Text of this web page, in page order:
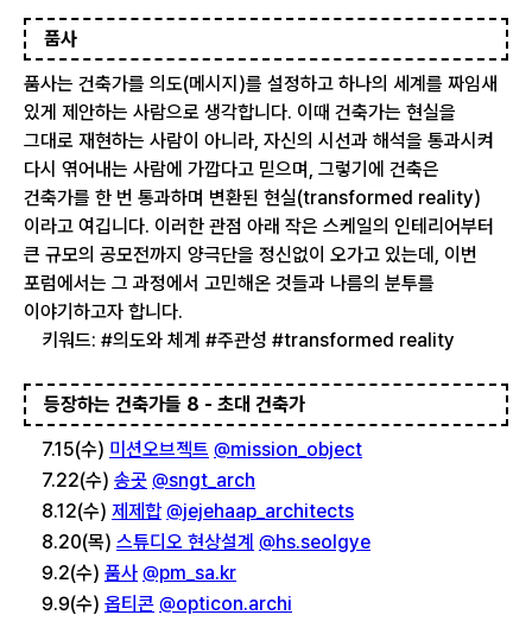
품사
품사는 건축가를 의도(메시지)를 설정하고 하나의 세계를 짜임새
있게 제안하는 사람으로 생각합니다. 이때 건축가는 현실을
그대로 재현하는 사람이 아니라, 자신의 시선과 해석을 통과시켜
다시 엮어내는 사람에 가깝다고 믿으며, 그렇기에 건축은
건축가를 한 번 통과하며 변환된 현실(transformed reality)
이라고 여깁니다. 이러한 관점 아래 작은 스케일의 인테리어부터
큰 규모의 공모전까지 양극단을 정신없이 오가고 있는데, 이번
포럼에서는 그 과정에서 고민해온 것들과 나름의 분투를
이야기하고자 합니다.
키워드: #의도와 체계 #주관성 #transformed reality
등장하는 건축가들 8 - 초대 건축가
7.15(수) 미션오브젝트 @mission_object
7.22(수) 송곳 @sngt_arch
8.12(수) 제제합 @jejehaap_architects
8.20(목) 스튜디오 현상설계 @hs.seolgye
9.2(수) 품사 @pm_sa.kr
9.9(수) 옵티콘 @opticon.archi